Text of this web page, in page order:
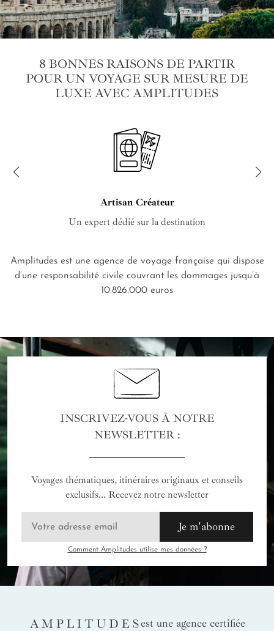
8 BONNES RAISONS DE PARTIR
POUR UN VOYAGE SUR MESURE DE
LUXE AVEC AMPLITUDES
Artisan Créateur
Un expert dédié sur la destination
Amplitudes est une agence de voyage française qui dispose
d’une responsabilité civile couvrant les dommages jusqu’à
10.826.000 euros
INSCRIVEZ-VOUS À NOTRE
NEWSLETTER :
Voyages thématiques, itinéraires originaux et conseils
exclusifs... Recevez notre newsletter
Je m'abonne
Comment Amplitudes utilise mes données ?
AMPLITUDES
est une agence certifiée